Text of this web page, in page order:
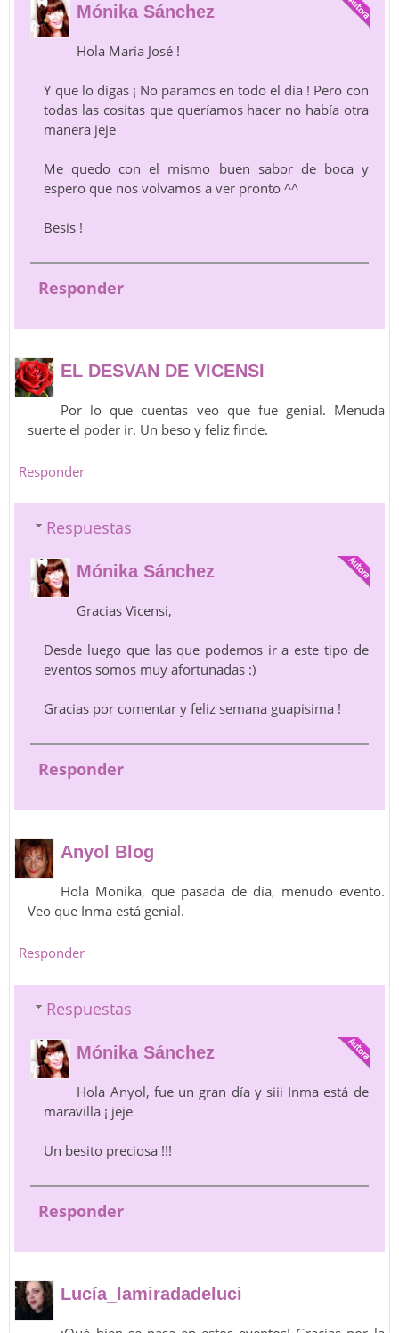
Mónika Sánchez
Hola Maria José !
Y que lo digas ¡ No paramos en todo el día ! Pero con
todas las cositas que queríamos hacer no había otra
manera jeje
Me quedo con el mismo buen sabor de boca y
espero que nos volvamos a ver pronto ^^
Besis !
Responder
EL DESVAN DE VICENSI
Por lo que cuentas veo que fue genial. Menuda
suerte el poder ir. Un beso y feliz finde.
Responder
Respuestas
Mónika Sánchez
Gracias Vicensi,
Desde luego que las que podemos ir a este tipo de
eventos somos muy afortunadas :)
Gracias por comentar y feliz semana guapisima !
Responder
Anyol Blog
Hola Monika, que pasada de día, menudo evento.
Veo que Inma está genial.
Responder
Respuestas
Mónika Sánchez
Hola Anyol, fue un gran día y siii Inma está de
maravilla ¡ jeje
Un besito preciosa !!!
Responder
Lucía_lamiradadeluci